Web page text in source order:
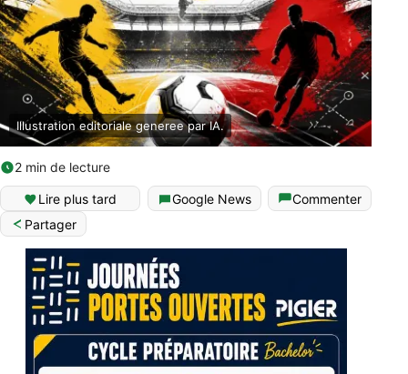
Illustration editoriale generee par IA.
2 min de lecture
Lire plus tard Google News
Commenter
Partager